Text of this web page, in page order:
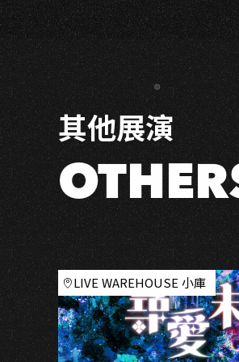
去”
The
Future
of
The
Past
宇
宙
輪
迴
派
對
－
高
雄
場
其他展演
LIVE WAREHOUSE 小庫